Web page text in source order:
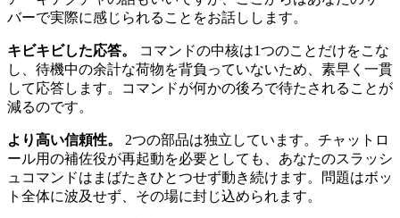
バーで実際に感じられることをお話しします。
キビキビした応答。
コマンドの中核は1つのことだけをこな
し、待機中の余計な荷物を背負っていないため、素早く一貫
して応答します。コマンドが何かの後ろで待たされることが
減るのです。
より高い信頼性。
2つの部品は独立しています。チャットロ
ール用の補佐役が再起動を必要としても、あなたのスラッシ
ュコマンドはまばたきひとつせず動き続けます。問題はボッ
ト全体に波及せず、その場に封じ込められます。